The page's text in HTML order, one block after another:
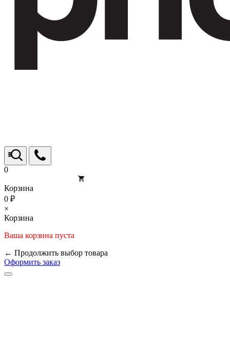
0
Корзина
0 ₽
×
Корзина
Ваша корзина пуста
← Продолжить выбор товара
Оформить заказ